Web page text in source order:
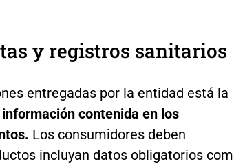
y registros sanitarios
entregadas por la entidad está la
contenida en los
Los consumidores deben
incluyan datos obligatorios